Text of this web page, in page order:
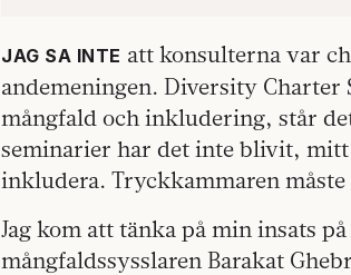
JAG SA INTE att konsulterna var
andemeningen. Diversity Charter
mångfald och inkludering, står
seminarier har det inte blivit,
inkludera. Tryckkammaren måste
Jag kom att tänka på min insats
mångfaldssysslaren Barakat